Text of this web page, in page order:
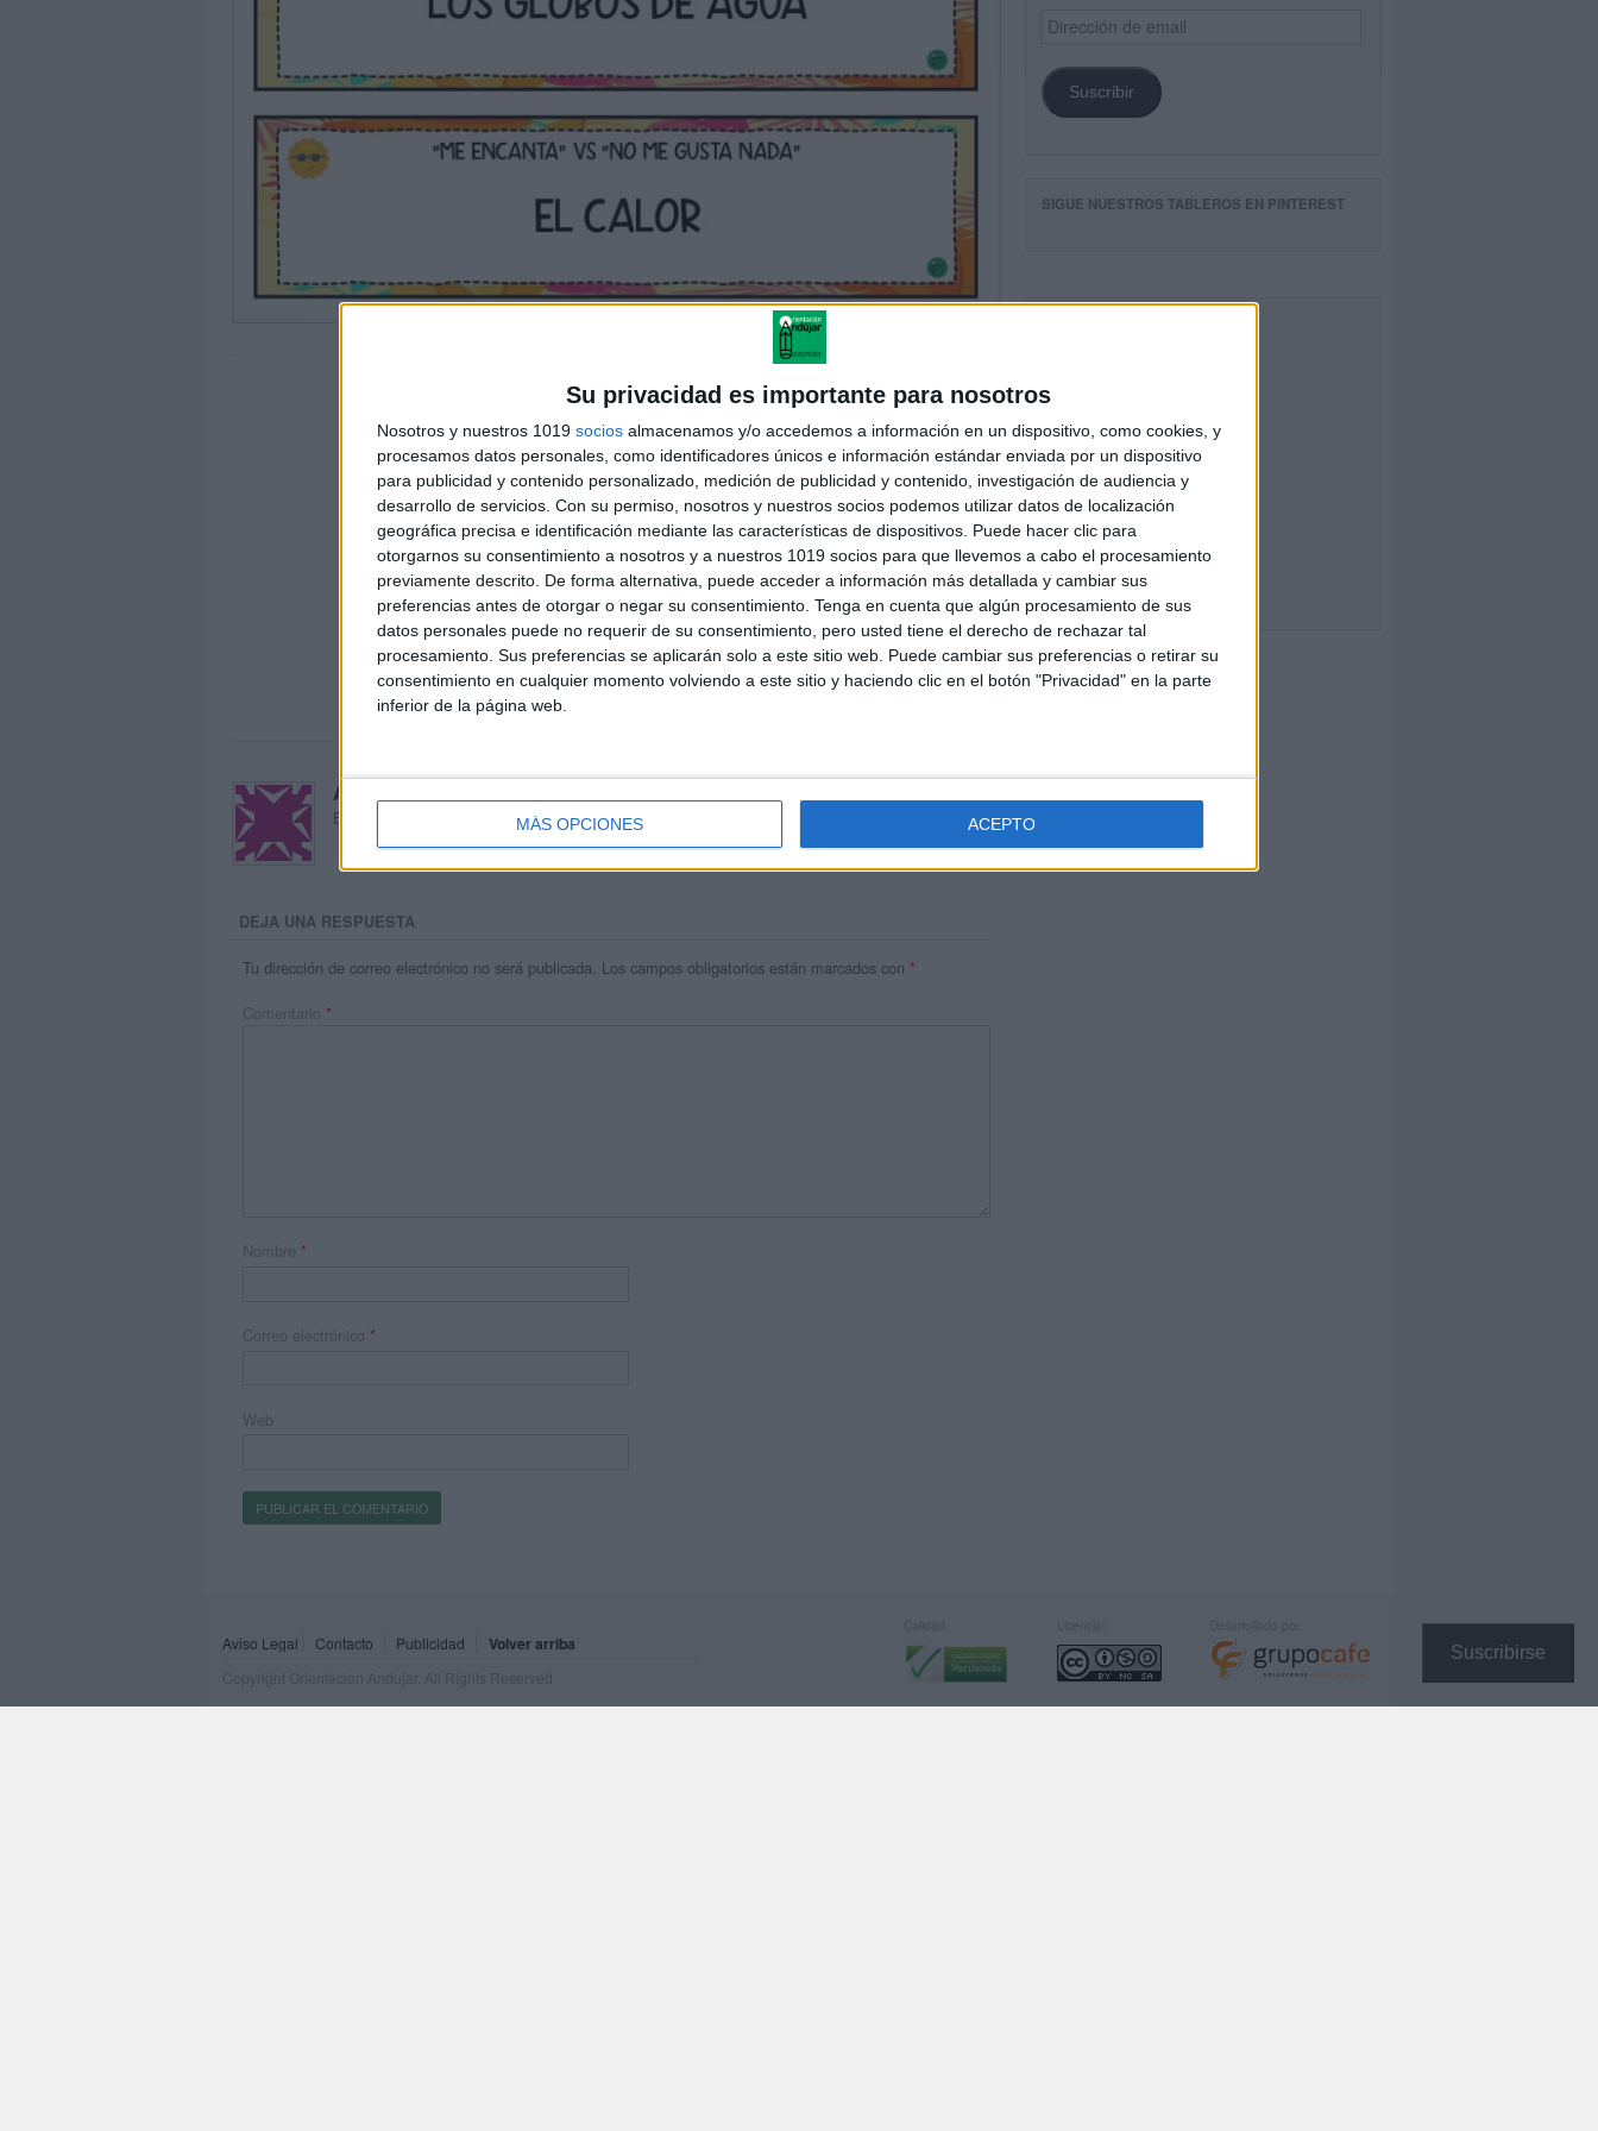
Su privacidad es importante para nosotros
Nosotros y nuestros 1019 socios almacenamos y/o accedemos a información en un dispositivo, como cookies, y
procesamos datos personales, como identificadores únicos e información estándar enviada por un dispositivo
para publicidad y contenido personalizado, medición de publicidad y contenido, investigación de audiencia y
desarrollo de servicios. Con su permiso, nosotros y nuestros socios podemos utilizar datos de localización
geográfica precisa e identificación mediante las características de dispositivos. Puede hacer clic para
otorgarnos su consentimiento a nosotros y a nuestros 1019 socios para que llevemos a cabo el procesamiento
previamente descrito. De forma alternativa, puede acceder a información más detallada y cambiar sus
preferencias antes de otorgar o negar su consentimiento. Tenga en cuenta que algún procesamiento de sus
datos personales puede no requerir de su consentimiento, pero usted tiene el derecho de rechazar tal
procesamiento. Sus preferencias se aplicarán solo a este sitio web. Puede cambiar sus preferencias o retirar su
consentimiento en cualquier momento volviendo a este sitio y haciendo clic en el botón "Privacidad" en la parte
inferior de la página web.
MÁS OPCIONES ACEPTO
Suscribirse
Acerca de María Olivares
El autor no ha proporcionado ninguna información.
DEJA UNA RESPUESTA
Tu dirección de correo electrónico no será publicada. Los campos obligatorios están marcados con *
Comentario *
Nombre *
Correo electrónico *
Web
Dirección
de
Suscribir
SIGUE NUESTROS TABLEROS EN PINTEREST
Aviso Legal Contacto Publicidad Volver arriba